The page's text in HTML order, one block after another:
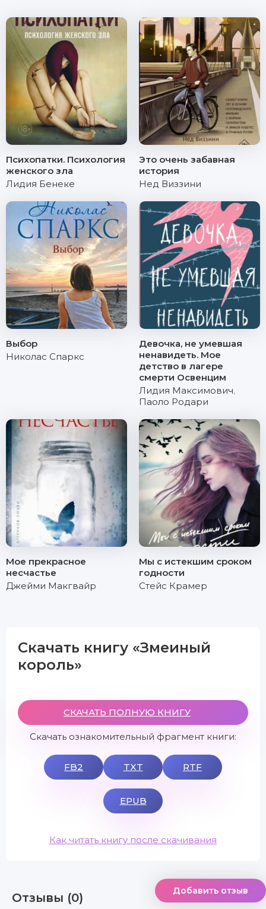
Психопатки. Психология
женского зла
Лидия Бенеке
Это очень забавная
история
Нед Виззини
Выбор
Николас Спаркс
Девочка, не умевшая
ненавидеть. Мое
детство в лагере
смерти Освенцим
Лидия Максимович,
Паоло Родари
Мое прекрасное
несчастье
Джейми Макгвайр
Мы с истекшим сроком
годности
Стейс Крамер
Скачать книгу «Змеиный
король»
СКАЧАТЬ ПОЛНУЮ КНИГУ
Скачать ознакомительный фрагмент книги:
FB2 TXT RTF
EPUB
Как читать книгу после скачивания
Отзывы (0) Добавить отзыв